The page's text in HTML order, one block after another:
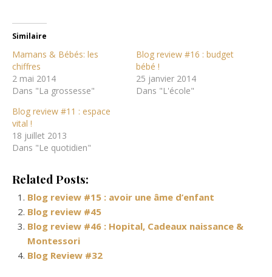
Similaire
Mamans & Bébés: les
chiffres
2 mai 2014
Dans "La grossesse"
Blog review #16 : budget
bébé !
25 janvier 2014
Dans "L'école"
Blog review #11 : espace
vital !
18 juillet 2013
Dans "Le quotidien"
Related Posts:
Blog review #15 : avoir une âme d’enfant
Blog review #45
Blog review #46 : Hopital, Cadeaux naissance &
Montessori
Blog Review #32